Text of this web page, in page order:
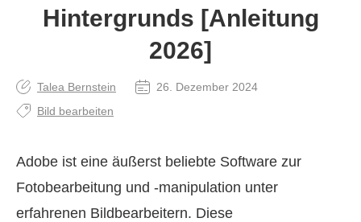
Hintergrunds [Anleitung
2026]
Talea Bernstein
26. Dezember 2024
Bild bearbeiten
Adobe ist eine äußerst beliebte Software zur
Fotobearbeitung und -manipulation unter
erfahrenen Bildbearbeitern. Diese